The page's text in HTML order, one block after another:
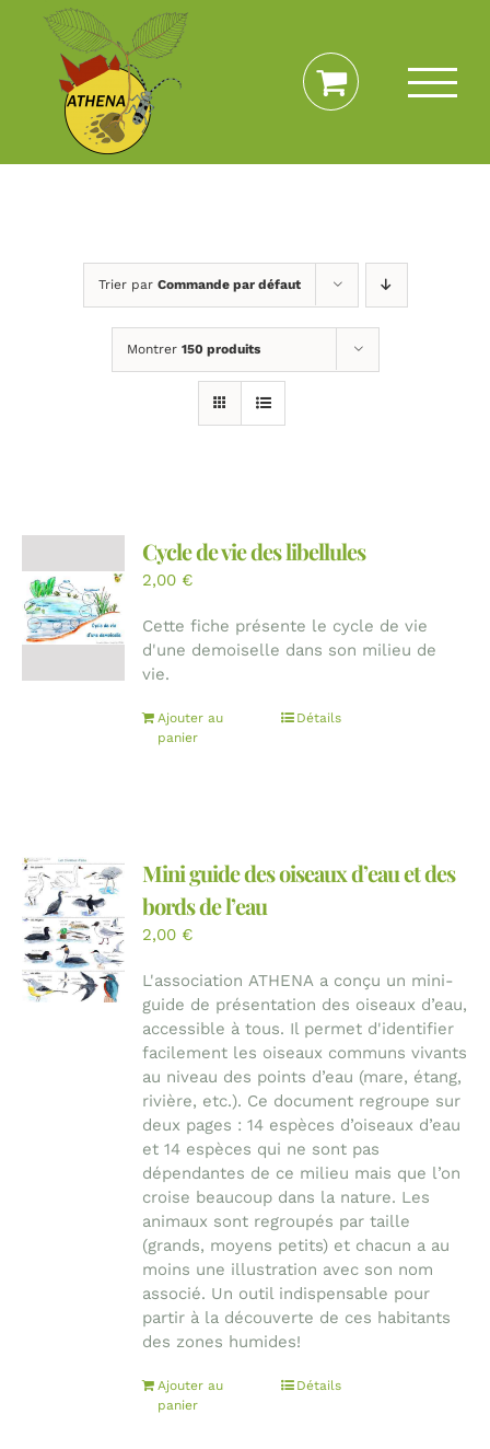
Passer
contenu
Trier par Commande par défaut
Montrer 150 produits
Cycle de vie des libellules
2,00 €
Cette fiche présente le cycle de vie
d'une demoiselle dans son milieu de
vie.
Ajouter au
panier
Détails
Mini guide des oiseaux d’eau et des
bords de l’eau
2,00 €
L'association ATHENA a conçu un mini-
guide de présentation des oiseaux d’eau,
accessible à tous. Il permet d'identifier
facilement les oiseaux communs vivants
au niveau des points d’eau (mare, étang,
rivière, etc.). Ce document regroupe sur
deux pages : 14 espèces d’oiseaux d’eau
et 14 espèces qui ne sont pas
dépendantes de ce milieu mais que l’on
croise beaucoup dans la nature. Les
animaux sont regroupés par taille
(grands, moyens petits) et chacun a au
moins une illustration avec son nom
associé. Un outil indispensable pour
partir à la découverte de ces habitants
des zones humides!
Ajouter au
panier
Détails